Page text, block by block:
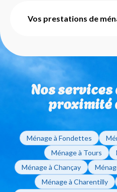
payez que 50% du montant
service est mis en place
utiliser vos Chèques Emploi
pour régler vos factures de
sans engagement de durée.
d'un ménage ponctuel ou
modifier ou d'arrêter vos
appel à votre agence de
Nos services
proximité
Ménage à Fondettes
Ménage à Tours
Ménage à Chançay
Ménage à Charentilly